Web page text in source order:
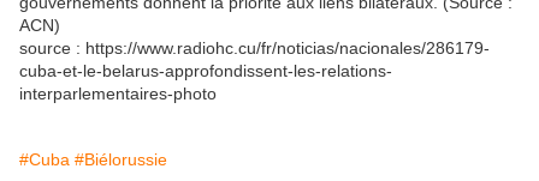
ACN)
source : https://www.radiohc.cu/fr/noticias/nacionales/286179-
cuba-et-le-belarus-approfondissent-les-relations-
interparlementaires-photo
#Cuba #Biélorussie